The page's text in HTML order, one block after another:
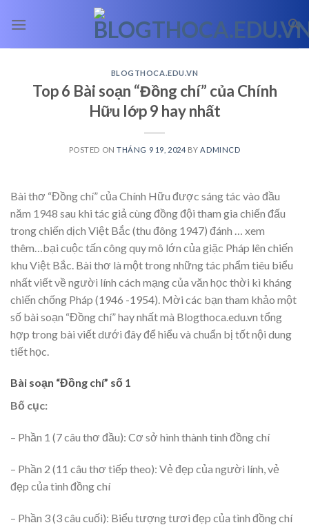
BLOGTHOCA.EDU.VN
Top 6 Bài soạn “Đồng chí” của Chính
Hữu lớp 9 hay nhất
POSTED ONTHÁNG 9 19, 2024 BY ADMINCD
Bài thơ “Đồng chí” của Chính Hữu được sáng tác vào đầu
năm 1948 sau khi tác giả cùng đồng đội tham gia chiến đấu
trong chiến dịch Việt Bắc (thu đông 1947) đánh
… xem
thêm… bại cuộc tấn công quy mô lớn của giặc Pháp lên chiến
khu Việt Bắc. Bài thơ là một trong những tác phẩm tiêu biểu
nhất viết về người lính cách mạng của văn học thời kì kháng
chiến chống Pháp (1946 -1954). Mời các bạn tham khảo một
số bài soạn “Đồng chí” hay nhất mà Blogthoca.edu.vn tổng
hợp trong bài viết dưới đây để hiểu và chuẩn bị tốt nội dung
tiết học.
Bài soạn “Đồng chí” số 1
Bố cục:
– Phần 1 (7 câu thơ đầu): Cơ sở hình thành tình đồng chí
– Phần 2 (11 câu thơ tiếp theo): Vẻ đẹp của người lính, vẻ
đẹp của tình đồng chí
– Phần 3 (3 câu cuối): Biểu tượng tươi đẹp của tình đồng chí